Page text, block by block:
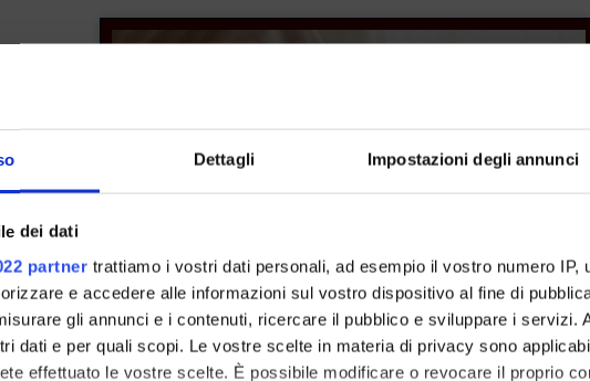
Dettagli Impostazioni degli annunci
dei dati
partner trattiamo i vostri dati personali, ad esempio il vostro numero IP,
e accedere alle informazioni sul vostro dispositivo al fine di
gli annunci e i contenuti, ricercare il pubblico e sviluppare i servizi.
dati e per quali scopi. Le vostre scelte in materia di privacy sono
effettuato le vostre scelte. È possibile modificare o revocare il proprio
Zahlungen
Versand
Whatsapp
Instagram